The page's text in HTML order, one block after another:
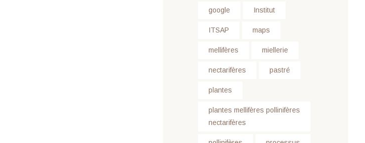
google Institut
ITSAP maps
mellifères miellerie
nectarifères pastré
plantes
plantes mellifères pollinifères
nectarifères